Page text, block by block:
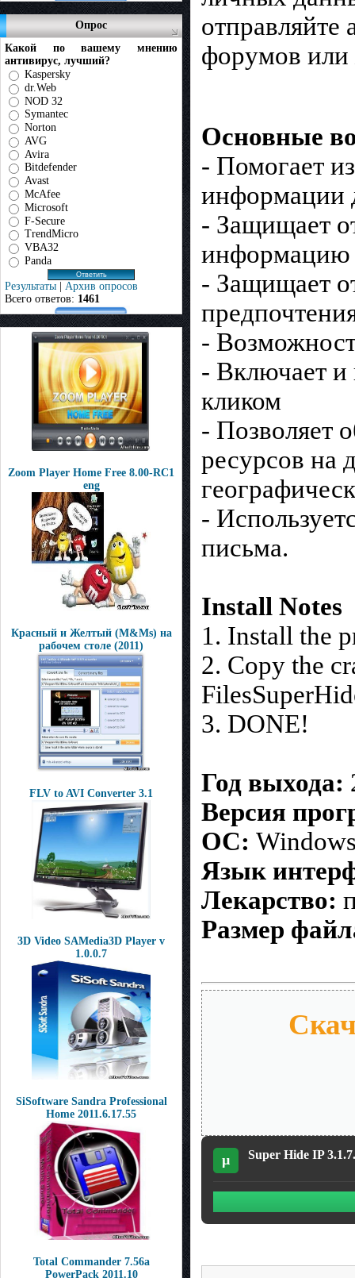
Опрос
Какой по вашему мнению
антивирус, лучший?
Kaspersky
dr.Web
NOD 32
Symantec
Norton
AVG
Avira
Bitdefender
Avast
McAfee
Microsoft
F-Secure
TrendMicro
VBA32
Panda
Результаты | Архив опросов
Всего ответов: 1461
Zoom Player Home Free 8.00-RC1
eng
Красный и Желтый (M&Ms) на
рабочем столе (2011)
FLV to AVI Converter 3.1
3D Video SAMedia3D Player v
1.0.0.7
SiSoftware Sandra Professional
Home 2011.6.17.55
Total Commander 7.56a
PowerPack 2011.10
отправляйте
форумов
Основные
- Помогает
информации
- Защищает
информацию
- Защищает
-
- Включает
кликом
- Позволяет
ресурсов на
-
письма.
Install Notes
1. Install the
2. Copy the
3. DONE!
Год выхода:
Версия
ОС:
Язык
Лекарство:
Размер
µ Super Hide IP